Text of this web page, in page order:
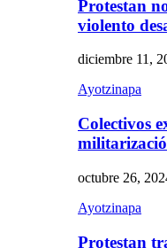
Protestan
violento
diciembre 11,
Ayotzinapa
Colectivos
octubre 26,
Ayotzinapa
Protestan